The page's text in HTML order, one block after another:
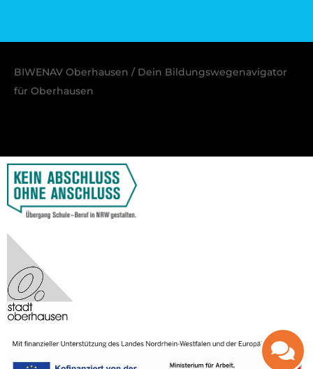
BIWENAV Oberhausen / Dein Bildungswegenavigator
für Oberhausen